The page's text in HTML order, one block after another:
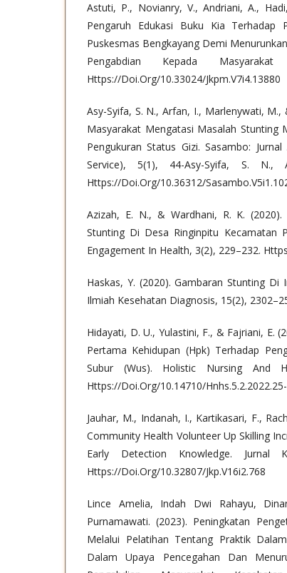
Astuti, P., Novianry, V., Andriani, A.,
Pengaruh Edukasi Buku Kia Terhadap
Puskesmas Bengkayang Demi
Pengabdian Kepada
Https://Doi.Org/10.33024/Jkpm.V7i4.13880
Asy-Syifa, S. N., Arfan, I., Marlenywati, M.,
Masyarakat Mengatasi Masalah Stunting
Pengukuran Status Gizi. Sasambo:
Service), 5(1), 44-Asy-Syifa, S.
Https://Doi.Org/10.36312/
Azizah, E. N., & Wardhani, R. K.
Stunting Di Desa Ringinpitu Kecamatan
Engagement In Health, 3(2), 229–232.
Haskas, Y. (2020). Gambaran Stunting Di
Ilmiah Kesehatan Diagnosis, 15(2),
Hidayati, D. U., Yulastini, F., & Fajriani, E.
Pertama Kehidupan (Hpk) Terhadap
Subur (Wus). Holistic Nursing And
Https://Doi.Org/10.14710/
Jauhar, M., Indanah, I., Kartikasari, F.,
Community Health Volunteer Up Skilling
Early Detection Knowledge. Jurnal
Https://Doi.Org/10.32807/Jkp.V16i2.768
Lince Amelia, Indah Dwi Rahayu,
Purnamawati. (2023). Peningkatan
Melalui Pelatihan Tentang Praktik
Dalam Upaya Pencegahan Dan